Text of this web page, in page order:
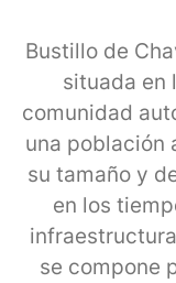
Bustillo de
situada en
comunidad
una población
su tamaño y
en los
se compone